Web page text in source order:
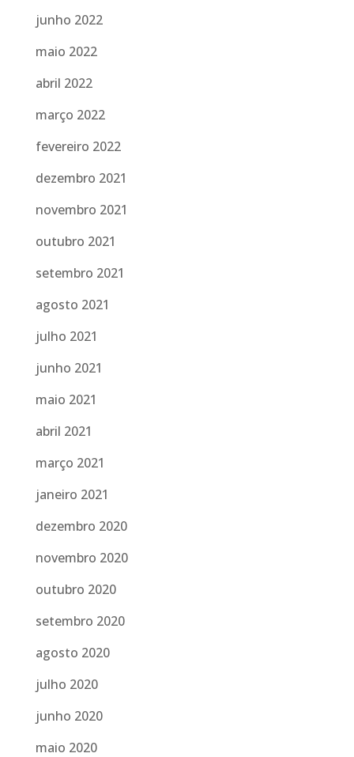
junho 2022
maio 2022
abril 2022
março 2022
fevereiro 2022
dezembro 2021
novembro 2021
outubro 2021
setembro 2021
agosto 2021
julho 2021
junho 2021
maio 2021
abril 2021
março 2021
janeiro 2021
dezembro 2020
novembro 2020
outubro 2020
setembro 2020
agosto 2020
julho 2020
junho 2020
maio 2020